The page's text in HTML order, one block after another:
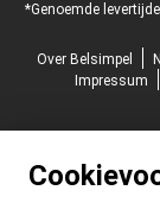
*Genoemde
Over Belsimpel
Impressum